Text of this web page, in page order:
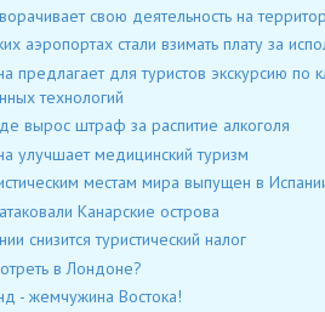
свою деятельность на
аэропортах стали взимать плату за
предлагает для туристов экскурсию
технологий
вырос штраф за распитие алкоголя
улучшает медицинский туризм
местам мира выпущен в
Канарские острова
снизится туристический налог
в Лондоне?
- жемчужина Востока!